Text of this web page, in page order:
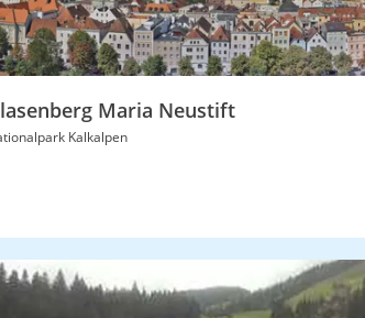
Maria Neustift
Kalkalpen